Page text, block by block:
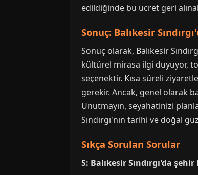
edildiğinde bu ücret geri
Sonuç: Balıkesir
Sonuç olarak, Balıkesir
kültürel mirasa ilgi duyuyor,
seçenektir. Kısa süreli
gerekir. Ancak, genel olarak
Unutmayın, seyahatinizi
Sındırgı'nın tarihi ve doğal
Sıkça Sorulan Sorular
S: Balıkesir Sındırgı'da